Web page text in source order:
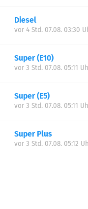
Diesel
vor 4 Std. 07.08. 03:30
Super (E10)
vor 3 Std. 07.08. 05:11
Super (E5)
vor 3 Std. 07.08. 05:11
Super Plus
vor 3 Std. 07.08. 05:12